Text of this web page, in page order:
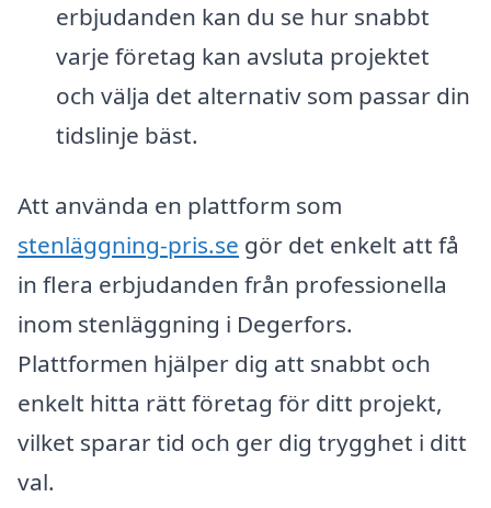
erbjudanden kan du se hur snabbt
varje företag kan avsluta projektet
och välja det alternativ som passar din
tidslinje bäst.
Att använda en plattform som
stenläggning-pris.se gör det enkelt att få
in flera erbjudanden från professionella
inom stenläggning i Degerfors.
Plattformen hjälper dig att snabbt och
enkelt hitta rätt företag för ditt projekt,
vilket sparar tid och ger dig trygghet i ditt
val.